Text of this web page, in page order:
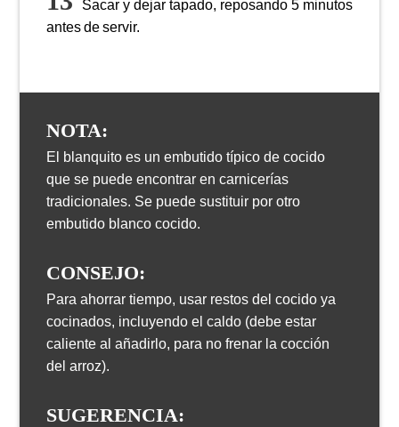
Sacar y dejar tapado, reposando 5 minutos
antes de servir.
NOTA:
El blanquito es un embutido típico de cocido
que se puede encontrar en carnicerías
tradicionales. Se puede sustituir por otro
embutido blanco cocido.
CONSEJO:
Para ahorrar tiempo, usar restos del cocido ya
cocinados, incluyendo el caldo (debe estar
caliente al añadirlo, para no frenar la cocción
del arroz).
SUGERENCIA: